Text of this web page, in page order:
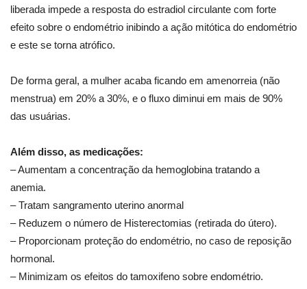
liberada impede a resposta do estradiol circulante com forte
efeito sobre o endométrio inibindo a ação mitótica do endométrio
e este se torna atrófico.
De forma geral, a mulher acaba ficando em amenorreia (não
menstrua) em 20% a 30%, e o fluxo diminui em mais de 90%
das usuárias.
Além disso, as medicações:
– Aumentam a concentração da hemoglobina tratando a
anemia.
– ⁠Tratam sangramento uterino anormal
– ⁠Reduzem o número de Histerectomias (retirada do útero).
– ⁠Proporcionam proteção do endométrio, no caso de reposição
hormonal.
– ⁠Minimizam os efeitos do tamoxifeno sobre endométrio.